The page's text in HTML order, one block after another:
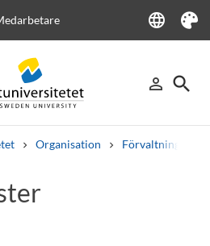
language
Language
Tema
person_outline
Logga in
search
Sök
Organisation Förvaltningen